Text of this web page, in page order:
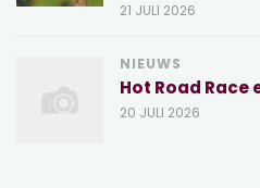
21 JULI 2026
NIEUWS
Hot Road Race
20 JULI 2026